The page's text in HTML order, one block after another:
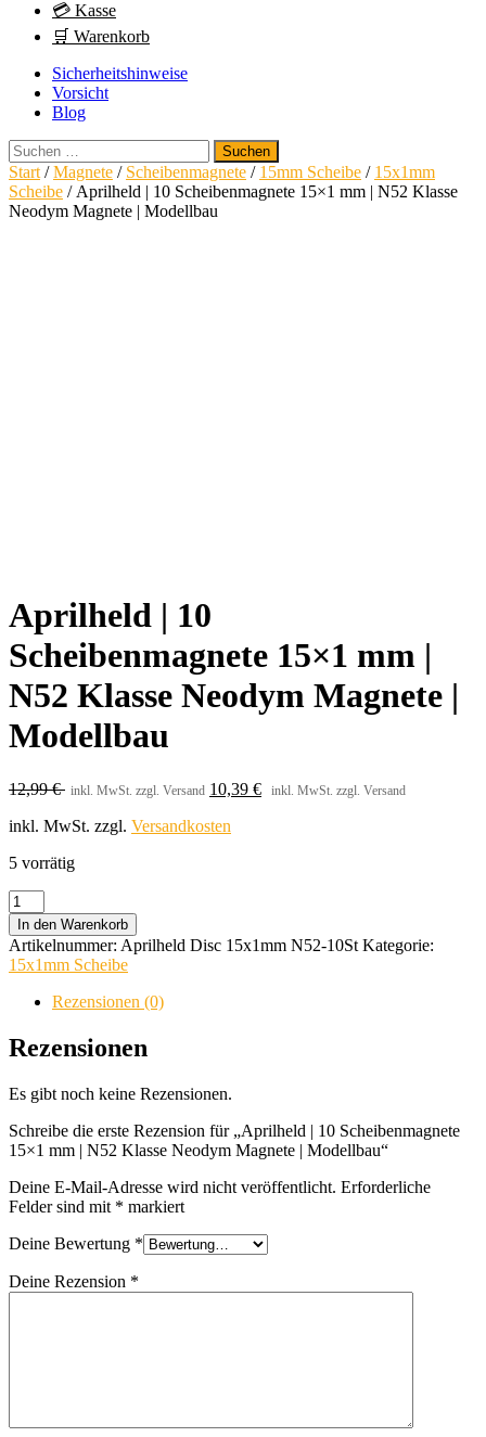
💳 Kasse
🛒 Warenkorb
Sicherheitshinweise
Vorsicht
Blog
Suchen
nach:
Start /Magnete / Scheibenmagnete / 15mm Scheibe / 15x1mm
Scheibe / Aprilheld | 10 Scheibenmagnete 15×1 mm | N52 Klasse
Neodym Magnete | Modellbau
Aprilheld | 10
Scheibenmagnete 15×1 mm |
N52 Klasse Neodym Magnete |
Modellbau
12,99€ inkl. MwSt. zzgl. Versand 10,39 € inkl. MwSt. zzgl. Versand
inkl. MwSt. zzgl. Versandkosten
5 vorrätig
Aprilheld
|
10
Scheibenmagnete
15x1
N52
Klasse
Magnete
Modellbau
Menge
In den Warenkorb
Artikelnummer: Aprilheld Disc 15x1mm N52-10St Kategorie:
15x1mm Scheibe
Rezensionen (0)
Rezensionen
Es gibt noch keine Rezensionen.
Schreibe die erste Rezension für „Aprilheld | 10 Scheibenmagnete
15×1 mm | N52 Klasse Neodym Magnete | Modellbau“
Deine E-Mail-Adresse wird nicht veröffentlicht. Erforderliche
Felder sind mit * markiert
Deine Bewertung *
Deine Rezension *